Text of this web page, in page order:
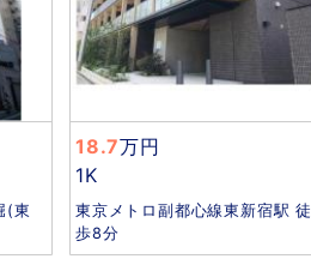
(東
18.7万円
1K
東京メトロ副都心線東新宿駅 徒
歩8分